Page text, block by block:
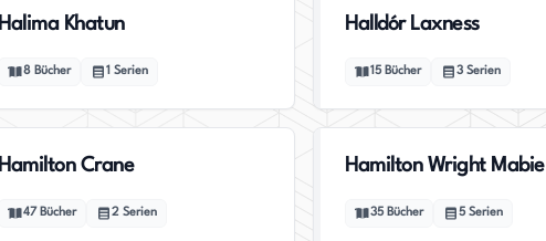
Halima Khatun
8 Bücher 1 Serien
Halldór Laxness
15 Bücher 3 Serien
Hamilton Crane
47 Bücher 2 Serien
Hamilton Wright Mabie
35 Bücher 5 Serien